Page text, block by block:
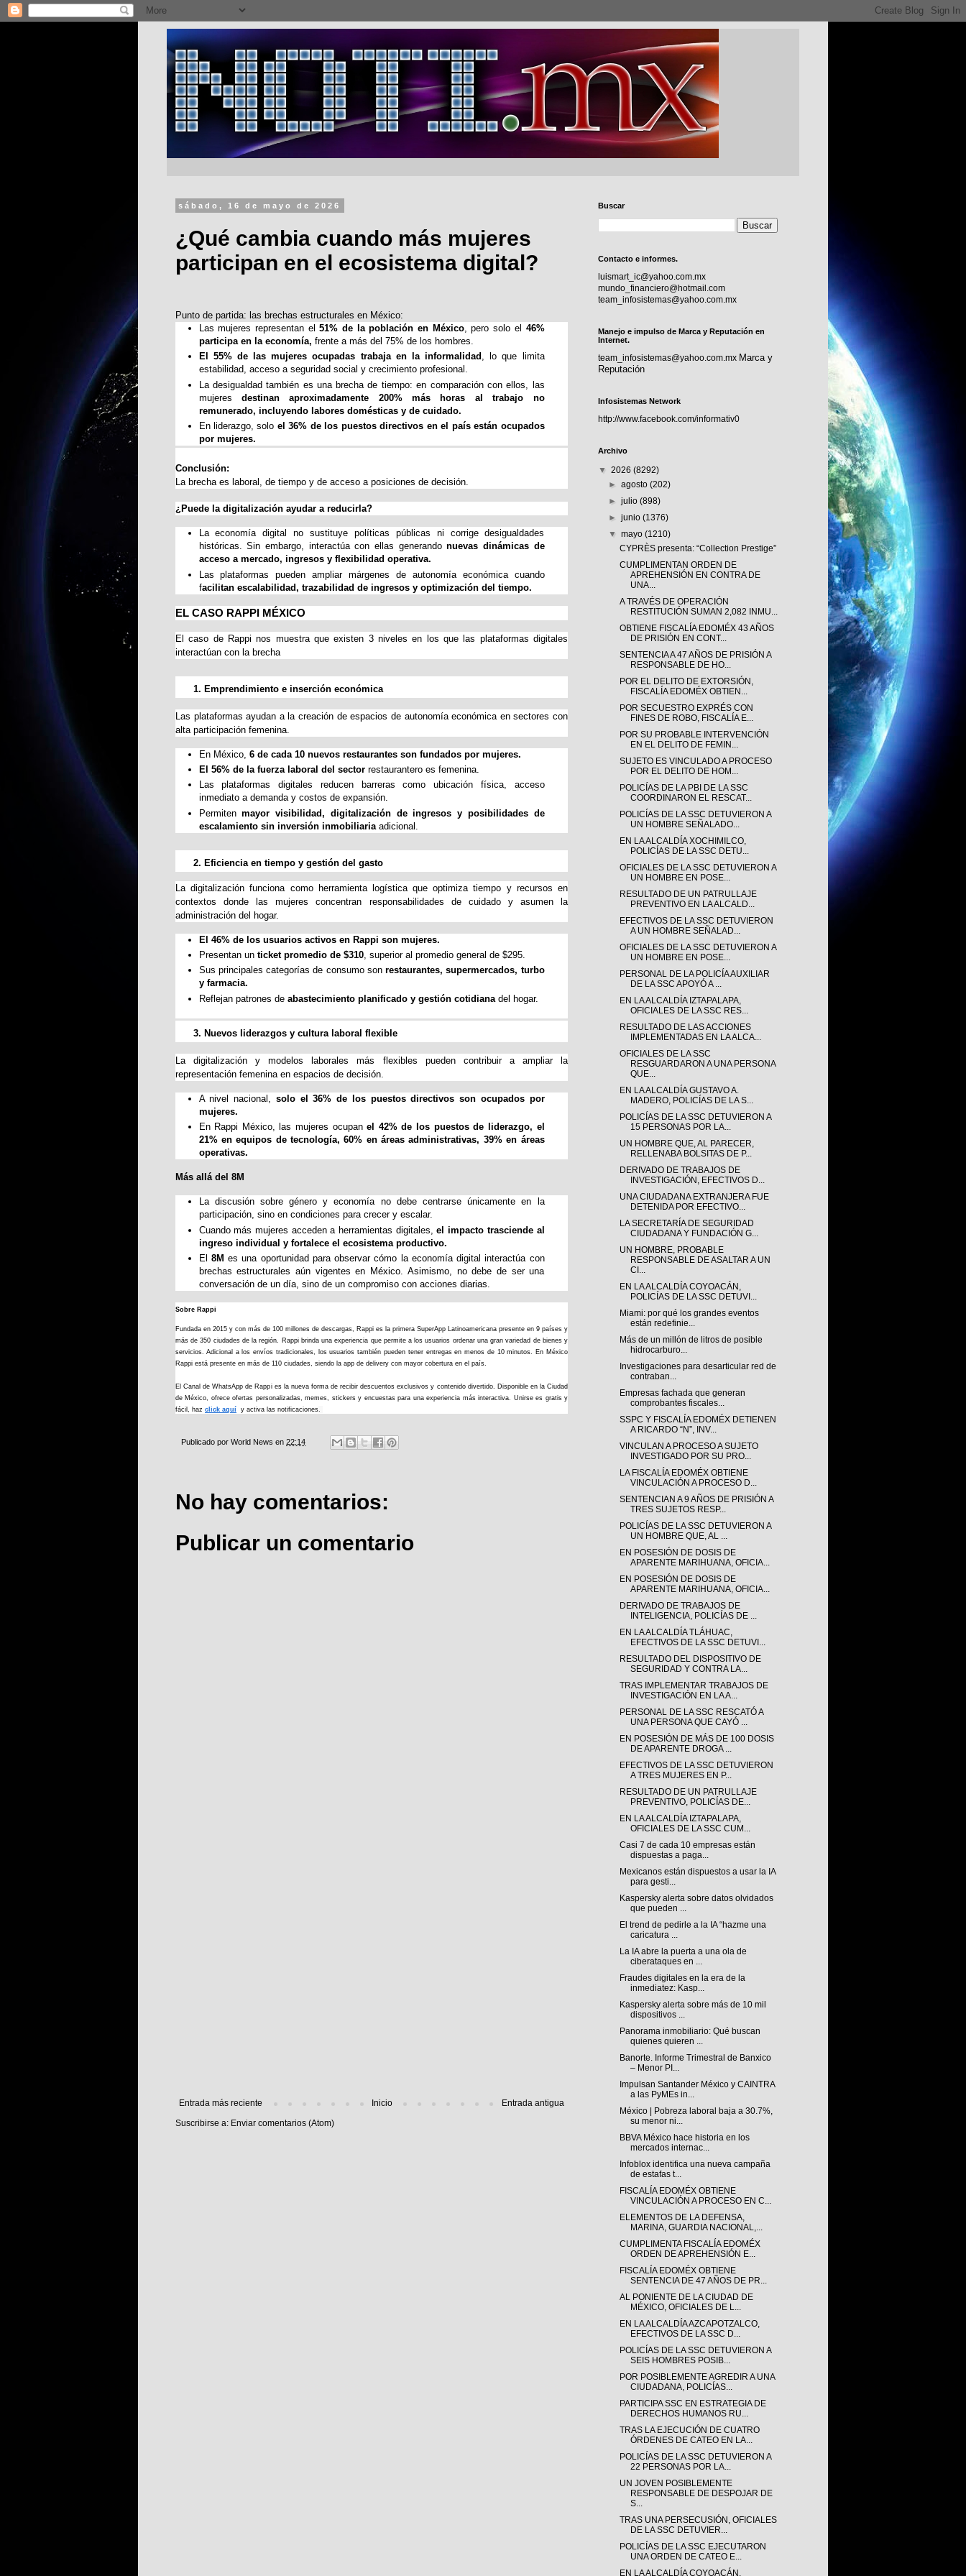
sábado, 16 de mayo de 2026
¿Qué cambia cuando más mujeres
participan en el ecosistema digital?
Punto de partida: las brechas estructurales en México:
Las mujeres representan el 51% de la población en México, pero solo el 46%
participa en la economía, frente a más del 75% de los hombres.
El 55% de las mujeres ocupadas trabaja en la informalidad , lo que limita
estabilidad, acceso a seguridad social y crecimiento profesional.
La desigualdad también es una brecha de tiempo: en comparación con ellos, las
mujeres destinan aproximadamente 200% más horas al trabajo no
remunerado, incluyendo labores domésticas y de cuidado.
En liderazgo, solo el 36% de los puestos directivos en el país están ocupados
por mujeres.
Conclusión:
La brecha es laboral, de tiempo y de acceso a posiciones de decisión.
¿Puede la digitalización ayudar a reducirla?
La economía digital no sustituye políticas públicas ni corrige desigualdades
históricas. Sin embargo, interactúa con ellas generando nuevas dinámicas de
acceso a mercado, ingresos y flexibilidad operativa.
Las plataformas pueden ampliar márgenes de autonomía económica cuando
facilitan escalabilidad, trazabilidad de ingresos y optimización del tiempo.
EL CASO RAPPI MÉXICO
El caso de Rappi nos muestra que existen 3 niveles en los que las plataformas digitales
interactúan con la brecha
Emprendimiento e inserción económica
Las plataformas ayudan a la creación de espacios de autonomía económica en sectores con
alta participación femenina.
En México, 6 de cada 10 nuevos restaurantes son fundados por mujeres.
El 56% de la fuerza laboral del sector restaurantero es femenina.
Las plataformas digitales reducen barreras como ubicación física, acceso
inmediato a demanda y costos de expansión.
Permiten mayor visibilidad, digitalización de ingresos y posibilidades de
escalamiento sin inversión inmobiliaria adicional.
Eficiencia en tiempo y gestión del gasto
La digitalización funciona como herramienta logística que optimiza tiempo y recursos en
contextos donde las mujeres concentran responsabilidades de cuidado y asumen la
administración del hogar.
El 46% de los usuarios activos en Rappi son mujeres.
Presentan un ticket promedio de $310, superior al promedio general de $295.
Sus principales categorías de consumo son restaurantes, supermercados, turbo
y farmacia.
Reflejan patrones de abastecimiento planificado y gestión cotidiana del hogar.
Nuevos liderazgos y cultura laboral flexible
La digitalización y modelos laborales más flexibles pueden contribuir a ampliar la
representación femenina en espacios de decisión.
A nivel nacional, solo el 36% de los puestos directivos son ocupados por
mujeres.
En Rappi México, las mujeres ocupan el 42% de los puestos de liderazgo, el
21% en equipos de tecnología, 60% en áreas administrativas, 39% en áreas
operativas.
Más allá del 8M
La discusión sobre género y economía no debe centrarse únicamente en la
participación, sino en condiciones para crecer y escalar.
Cuando más mujeres acceden a herramientas digitales, el impacto trasciende al
ingreso individual y fortalece el ecosistema productivo.
El 8M es una oportunidad para observar cómo la economía digital interactúa con
brechas estructurales aún vigentes en México. Asimismo, no debe de ser una
conversación de un día, sino de un compromiso con acciones diarias.
Sobre Rappi
Fundada en 2015 y con más de 100 millones de descargas, Rappi es la primera SuperApp Latinoamericana presente en 9 países y
más de 350 ciudades de la región. Rappi brinda una experiencia que permite a los usuarios ordenar una gran variedad de bienes y
servicios. Adicional a los envíos tradicionales, los usuarios también pueden tener entregas en menos de 10 minutos. En México
Rappi está presente en más de 110 ciudades, siendo la app de delivery con mayor cobertura en el país.
El Canal de WhatsApp de Rappi es la nueva forma de recibir descuentos exclusivos y contenido divertido. Disponible en la Ciudad
de México, ofrece ofertas personalizadas, memes, stickers y encuestas para una experiencia más interactiva. Unirse es gratis y
fácil, haz click aquí y activa las notificaciones
Publicado por World News en 22:14
No hay comentarios:
Publicar un comentario
Entrada más reciente Entrada antigua
Inicio
Suscribirse a: Enviar comentarios (Atom)
Buscar
Contacto e informes.
luismart_ic@yahoo.com.mx
mundo_financiero@hotmail.com
team_infosistemas@yahoo.com.mx
Manejo e impulso de Marca y Reputación en
Internet.
team_infosistemas@yahoo.com.mx Marca y
Reputación
Infosistemas Network
http://www.facebook.com/informativ0
Archivo
▼ 2026 (8292)
►agosto(202)
►julio(898)
►junio(1376)
▼mayo(1210)
CYPRÈS presenta: “Collection Prestige”
CUMPLIMENTAN ORDEN DE
APREHENSIÓN EN CONTRA DE
UNA...
A TRAVÉS DE OPERACIÓN
RESTITUCIÓN SUMAN 2,082 INMU...
OBTIENE FISCALÍA EDOMÉX 43 AÑOS
DE PRISIÓN EN CONT...
SENTENCIA A 47 AÑOS DE PRISIÓN A
RESPONSABLE DE HO...
POR EL DELITO DE EXTORSIÓN,
FISCALÍA EDOMÉX OBTIEN...
POR SECUESTRO EXPRÉS CON
FINES DE ROBO, FISCALÍA E...
POR SU PROBABLE INTERVENCIÓN
EN EL DELITO DE FEMIN...
SUJETO ES VINCULADO A PROCESO
POR EL DELITO DE HOM...
POLICÍAS DE LA PBI DE LA SSC
COORDINARON EL RESCAT...
POLICÍAS DE LA SSC DETUVIERON A
UN HOMBRE SEÑALADO...
EN LA ALCALDÍA XOCHIMILCO,
POLICÍAS DE LA SSC DETU...
OFICIALES DE LA SSC DETUVIERON A
UN HOMBRE EN POSE...
RESULTADO DE UN PATRULLAJE
PREVENTIVO EN LA ALCALD...
EFECTIVOS DE LA SSC DETUVIERON
A UN HOMBRE SEÑALAD...
OFICIALES DE LA SSC DETUVIERON A
UN HOMBRE EN POSE...
PERSONAL DE LA POLICÍA AUXILIAR
DE LA SSC APOYÓ A ...
EN LA ALCALDÍA IZTAPALAPA,
OFICIALES DE LA SSC RES...
RESULTADO DE LAS ACCIONES
IMPLEMENTADAS EN LA ALCA...
OFICIALES DE LA SSC
RESGUARDARON A UNA PERSONA
QUE...
EN LA ALCALDÍA GUSTAVO A.
MADERO, POLICÍAS DE LA S...
POLICÍAS DE LA SSC DETUVIERON A
15 PERSONAS POR LA...
UN HOMBRE QUE, AL PARECER,
RELLENABA BOLSITAS DE P...
DERIVADO DE TRABAJOS DE
INVESTIGACIÓN, EFECTIVOS D...
UNA CIUDADANA EXTRANJERA FUE
DETENIDA POR EFECTIVO...
LA SECRETARÍA DE SEGURIDAD
CIUDADANA Y FUNDACIÓN G...
UN HOMBRE, PROBABLE
RESPONSABLE DE ASALTAR A UN
CI...
EN LA ALCALDÍA COYOACÁN,
POLICÍAS DE LA SSC DETUVI...
Miami: por qué los grandes eventos
están redefinie...
Más de un millón de litros de posible
hidrocarburo...
Investigaciones para desarticular red de
contraban...
Empresas fachada que generan
comprobantes fiscales...
SSPC Y FISCALÍA EDOMÉX DETIENEN
A RICARDO “N”, INV...
VINCULAN A PROCESO A SUJETO
INVESTIGADO POR SU PRO...
LA FISCALÍA EDOMÉX OBTIENE
VINCULACIÓN A PROCESO D...
SENTENCIAN A 9 AÑOS DE PRISIÓN A
TRES SUJETOS RESP...
POLICÍAS DE LA SSC DETUVIERON A
UN HOMBRE QUE, AL ...
EN POSESIÓN DE DOSIS DE
APARENTE MARIHUANA, OFICIA...
EN POSESIÓN DE DOSIS DE
APARENTE MARIHUANA, OFICIA...
DERIVADO DE TRABAJOS DE
INTELIGENCIA, POLICÍAS DE ...
EN LA ALCALDÍA TLÁHUAC,
EFECTIVOS DE LA SSC DETUVI...
RESULTADO DEL DISPOSITIVO DE
SEGURIDAD Y CONTRA LA...
TRAS IMPLEMENTAR TRABAJOS DE
INVESTIGACIÓN EN LA A...
PERSONAL DE LA SSC RESCATÓ A
UNA PERSONA QUE CAYÓ ...
EN POSESIÓN DE MÁS DE 100 DOSIS
DE APARENTE DROGA ...
EFECTIVOS DE LA SSC DETUVIERON
A TRES MUJERES EN P...
RESULTADO DE UN PATRULLAJE
PREVENTIVO, POLICÍAS DE...
EN LA ALCALDÍA IZTAPALAPA,
OFICIALES DE LA SSC CUM...
Casi 7 de cada 10 empresas están
dispuestas a paga...
Mexicanos están dispuestos a usar la IA
para gesti...
Kaspersky alerta sobre datos olvidados
que pueden ...
El trend de pedirle a la IA “hazme una
caricatura ...
La IA abre la puerta a una ola de
ciberataques en ...
Fraudes digitales en la era de la
inmediatez: Kasp...
Kaspersky alerta sobre más de 10 mil
dispositivos ...
Panorama inmobiliario: Qué buscan
quienes quieren ...
Banorte. Informe Trimestral de Banxico
– Menor PI...
Impulsan Santander México y CAINTRA
a las PyMEs in...
México | Pobreza laboral baja a 30.7%,
su menor ni...
BBVA México hace historia en los
mercados internac...
Infoblox identifica una nueva campaña
de estafas t...
FISCALÍA EDOMÉX OBTIENE
VINCULACIÓN A PROCESO EN C...
ELEMENTOS DE LA DEFENSA,
MARINA, GUARDIA NACIONAL,...
CUMPLIMENTA FISCALÍA EDOMÉX
ORDEN DE APREHENSIÓN E...
FISCALÍA EDOMÉX OBTIENE
SENTENCIA DE 47 AÑOS DE PR...
AL PONIENTE DE LA CIUDAD DE
MÉXICO, OFICIALES DE L...
EN LA ALCALDÍA AZCAPOTZALCO,
EFECTIVOS DE LA SSC D...
POLICÍAS DE LA SSC DETUVIERON A
SEIS HOMBRES POSIB...
POR POSIBLEMENTE AGREDIR A UNA
CIUDADANA, POLICÍAS...
PARTICIPA SSC EN ESTRATEGIA DE
DERECHOS HUMANOS RU...
TRAS LA EJECUCIÓN DE CUATRO
ÓRDENES DE CATEO EN LA...
POLICÍAS DE LA SSC DETUVIERON A
22 PERSONAS POR LA...
UN JOVEN POSIBLEMENTE
RESPONSABLE DE DESPOJAR DE
S...
TRAS UNA PERSECUSIÓN, OFICIALES
DE LA SSC DETUVIER...
POLICÍAS DE LA SSC EJECUTARON
UNA ORDEN DE CATEO E...
EN LA ALCALDÍA COYOACÁN,